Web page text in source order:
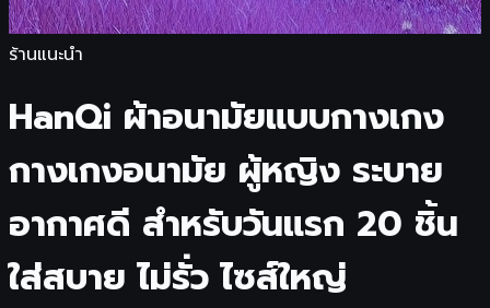
ร้านแนะนำ
HanQi ผ้าอนามัยแบบกางเกง
กางเกงอนามัย ผู้หญิง ระบาย
อากาศดี สำหรับวันแรก 20 ชิ้น
ใส่สบาย ไม่รั่ว ไซส์ใหญ่